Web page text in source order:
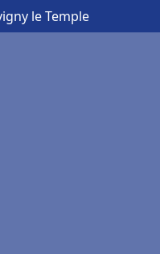
le Temple